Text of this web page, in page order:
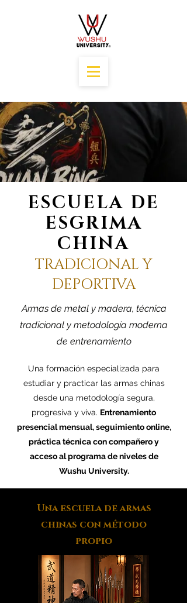
ESCUELA DE
ESGRIMA
CHINA
TRADICIONAL Y
DEPORTIVA
Armas de metal y madera, técnica
tradicional y metodología moderna
de entrenamiento
Una formación especializada para
estudiar y practicar las armas chinas
desde una metodología segura,
progresiva y viva. Entrenamiento
presencial mensual, seguimiento online,
práctica técnica con compañero y
acceso al programa de niveles de
Wushu University.
Una escuela de armas
chinas con método
propio